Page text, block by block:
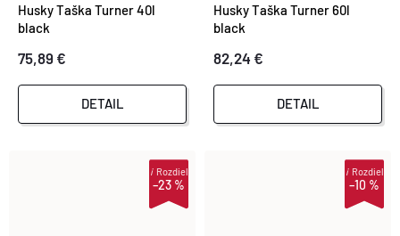
Husky Taška Turner 40l
black
75,89 €
DETAIL
Husky Taška Turner 60l
black
82,24 €
DETAIL
–23 %
iRozdiel
–10 %
iRozdiel